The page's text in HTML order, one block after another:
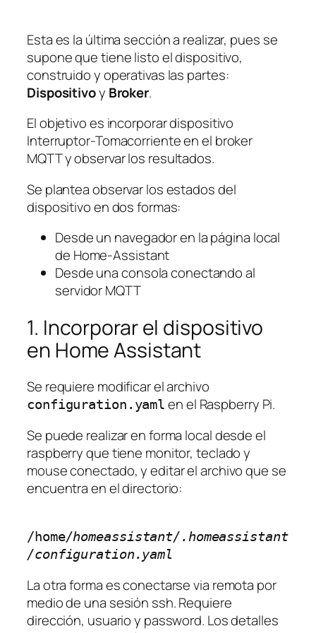
Esta es la última sección a realizar, pues se
supone que tiene listo el dispositivo,
construido y operativas las partes:
Dispositivoy Broker.
El objetivo es incorporar dispositivo
Interruptor-Tomacorriente en el broker
MQTT y observar los resultados.
Se plantea observar los estados del
dispositivo en dos formas:
Desde un navegador en la página local
de Home-Assistant
Desde una consola conectando al
servidor MQTT
1. Incorporar el dispositivo
en Home Assistant
Se requiere modificar el archivo
configuration.yaml en el Raspberry Pi.
Se puede realizar en forma local desde el
raspberry que tiene monitor, teclado y
mouse conectado, y editar el archivo que se
encuentra en el directorio:
/home/homeassistant/.homeassistant
/configuration.yaml
La otra forma es conectarse via remota por
medio de una sesión ssh. Requiere
dirección, usuario y password. Los detalles